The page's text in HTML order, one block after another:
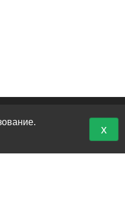
кладбище Кабахаха
x